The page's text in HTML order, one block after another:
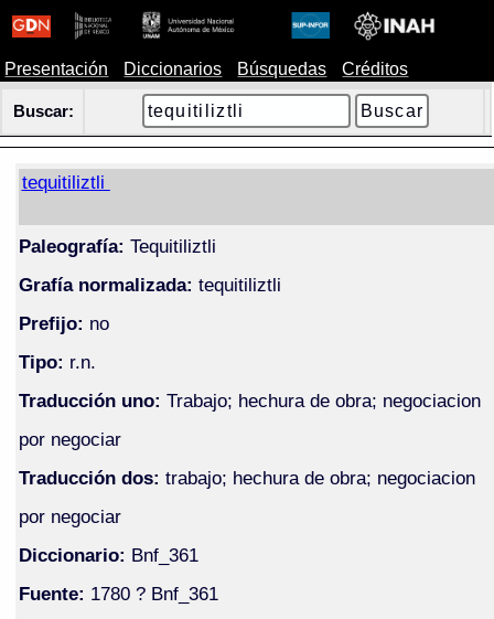
Presentación Diccionarios Búsquedas Créditos
Buscar:
tequitiliztli
Paleografía: Tequitiliztli
Grafía normalizada: tequitiliztli
Prefijo: no
Tipo: r.n.
Traducción uno: Trabajo; hechura de obra; negociacion
por negociar
Traducción dos: trabajo; hechura de obra; negociacion
por negociar
Diccionario: Bnf_361
Fuente: 1780 ? Bnf_361